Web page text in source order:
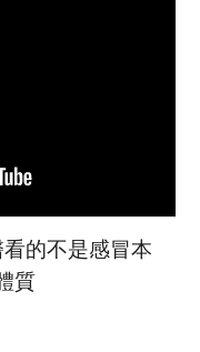
的不是感冒本
質